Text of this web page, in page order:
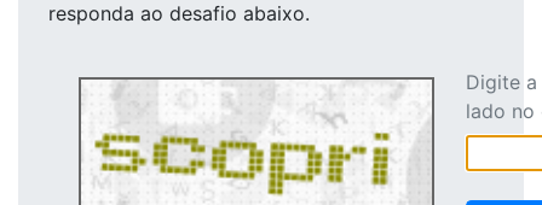
responda ao desafio abaixo.
Digite
lado no